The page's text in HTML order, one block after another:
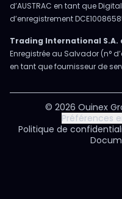
d’AUSTRAC en tant que
d’enregistrement
Trading International S.A.
Enregistrée au Salvador (n°
en tant que fournisseur de
© 2026 Ouinex
Préférences
Politique de